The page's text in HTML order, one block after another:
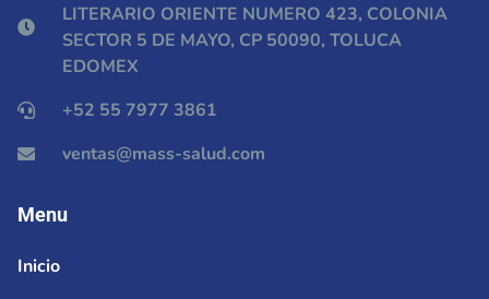
LITERARIO ORIENTE NUMERO 423, COLONIA
SECTOR 5 DE MAYO, CP 50090, TOLUCA
EDOMEX
+52 55 7977 3861
ventas@mass-salud.com
Menu
Inicio